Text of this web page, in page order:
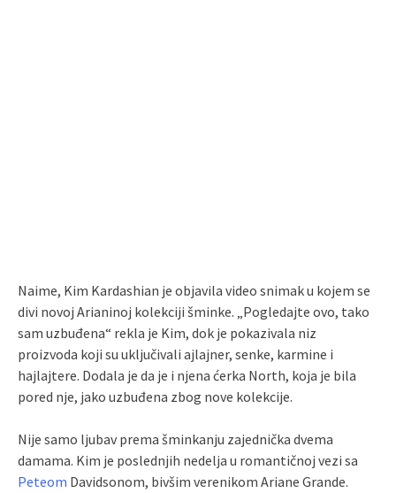
Naime, Kim Kardashian je objavila video snimak u kojem se
divi novoj Arianinoj kolekciji šminke. „Pogledajte ovo, tako
sam uzbuđena“ rekla je Kim, dok je pokazivala niz
proizvoda koji su uključivali ajlajner, senke, karmine i
hajlajtere. Dodala je da je i njena ćerka North, koja je bila
pored nje, jako uzbuđena zbog nove kolekcije.
Nije samo ljubav prema šminkanju zajednička dvema
damama. Kim je poslednjih nedelja u romantičnoj vezi sa
Peteom Davidsonom, bivšim verenikom Ariane Grande.